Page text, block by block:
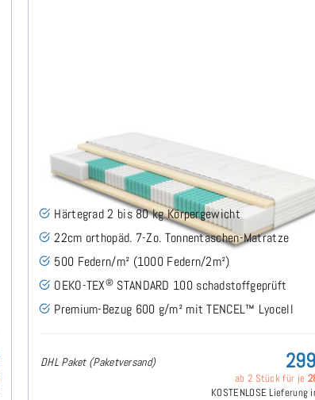
SERA H2 (TENCEL™ Lyocell) TTFK-Matratze
cm
Härtegrad 2 bis 80 kg Körpergewicht
22cm orthopäd. 7-Zo. Tonnentaschen-Matratze
500 Federn/m² (1000 Federn/2m²)
OEKO-TEX® STANDARD 100 schadstoffgeprüft
Premium-Bezug 600 g/m² mit TENCEL™ Lyocell
DHL Paket (Paketversand)
ab 2 Stück für je
KOSTENLOSE Lieferung